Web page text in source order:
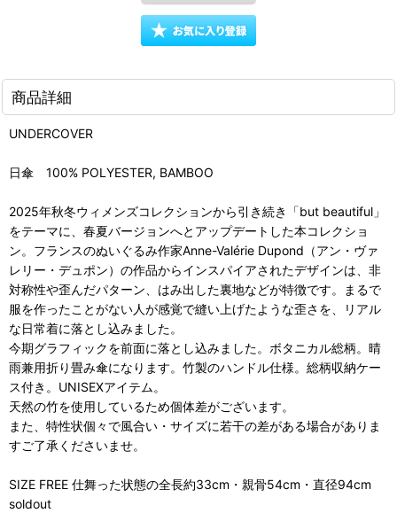
商品詳細
UNDERCOVER
日傘 100% POLYESTER, BAMBOO
2025年秋冬ウィメンズコレクションから引き続き「but beautiful」
をテーマに、春夏バージョンへとアップデートした本コレクショ
ン。フランスのぬいぐるみ作家Anne-Valérie Dupond（アン・ヴァ
レリー・デュポン）の作品からインスパイアされたデザインは、非
対称性や歪んだパターン、はみ出した裏地などが特徴です。まるで
服を作ったことがない人が感覚で縫い上げたような歪さを、リアル
な日常着に落とし込みました。
今期グラフィックを前面に落とし込みました。ボタニカル総柄。晴
雨兼用折り畳み傘になります。竹製のハンドル仕様。総柄収納ケー
ス付き。UNISEXアイテム。
天然の竹を使用しているため個体差がございます。
また、特性状個々で風合い・サイズに若干の差がある場合がありま
すご了承くださいませ。
SIZE FREE 仕舞った状態の全長約33cm・親骨54cm・直径94cm
soldout